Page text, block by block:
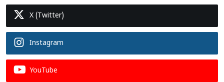
X (Twitter)
Instagram
YouTube